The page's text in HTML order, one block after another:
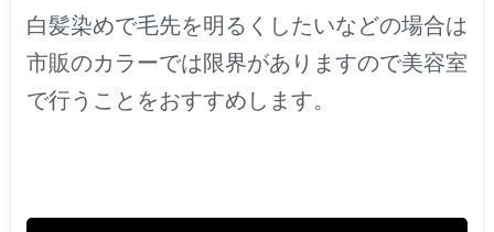
白髪染めで毛先を明るくしたいなどの場合は
市販のカラーでは限界がありますので美容室
で行うことをおすすめします。